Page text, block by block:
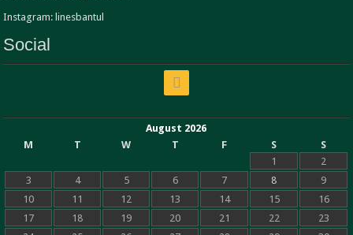
Instagram: linesbantul
Social
August 2026
M
T W T F S
S
1
2
3
4 5 6 7 8
9
10
11 12 13 14 15
16
17
18 19 20 21 22
23